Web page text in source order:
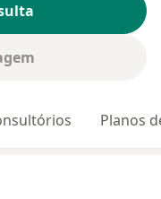
Planos